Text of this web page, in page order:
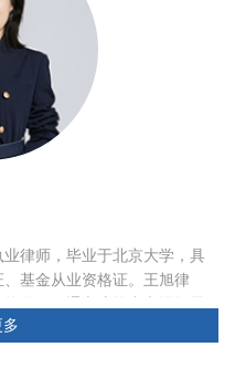
律师，毕业于北京大学，具
基金从业资格证。王旭律
多